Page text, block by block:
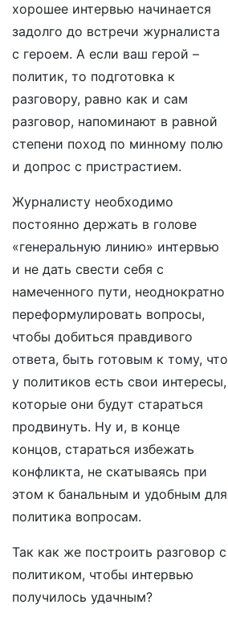
хорошее интервью начинается
задолго до встречи журналиста
с героем. А если ваш герой –
политик, то подготовка к
разговору, равно как и сам
разговор, напоминают в равной
степени поход по минному полю
и допрос с пристрастием.
Журналисту необходимо
постоянно держать в голове
«генеральную линию» интервью
и не дать свести себя с
намеченного пути, неоднократно
переформулировать вопросы,
чтобы добиться правдивого
ответа, быть готовым к тому, что
у политиков есть свои интересы,
которые они будут стараться
продвинуть. Ну и, в конце
концов, стараться избежать
конфликта, не скатываясь при
этом к банальным и удобным для
политика вопросам.
Так как же построить разговор с
политиком, чтобы интервью
получилось удачным?